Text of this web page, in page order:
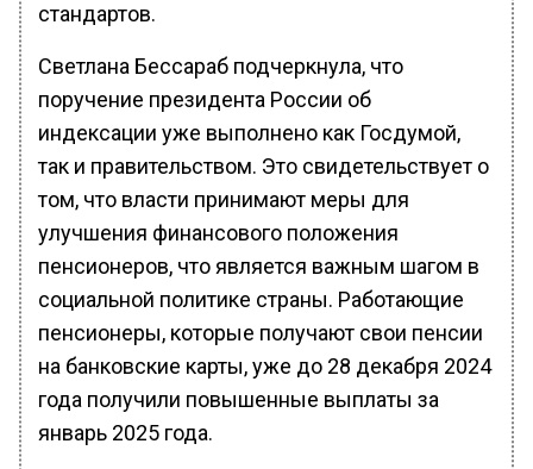
стандартов.
Светлана Бессараб подчеркнула, что
поручение президента России об
индексации уже выполнено как Госдумой,
так и правительством. Это свидетельствует о
том, что власти принимают меры для
улучшения финансового положения
пенсионеров, что является важным шагом в
социальной политике страны. Работающие
пенсионеры, которые получают свои пенсии
на банковские карты, уже до 28 декабря 2024
года получили повышенные выплаты за
январь 2025 года.